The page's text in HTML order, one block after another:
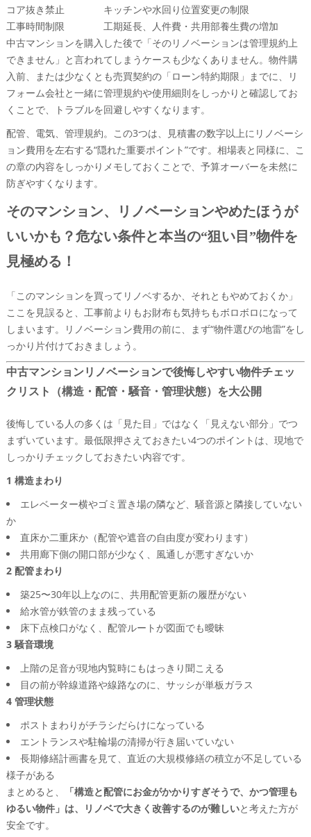
コア抜き禁止
キッチンや水回り位置変更の制限
工事時間制限
工期延長、人件費・共用部養生費の増加
中古マンションを購入した後で「そのリノベーションは管理規約上
できません」と言われてしまうケースも少なくありません。物件購
入前、または少なくとも売買契約の「ローン特約期限」までに、リ
フォーム会社と一緒に管理規約や使用細則をしっかりと確認してお
くことで、トラブルを回避しやすくなります。
配管、電気、管理規約。この3つは、見積書の数字以上にリノベーシ
ョン費用を左右する“隠れた重要ポイント”です。相場表と同様に、こ
の章の内容をしっかりメモしておくことで、予算オーバーを未然に
防ぎやすくなります。
そのマンション、リノベーションやめたほうが
いいかも？危ない条件と本当の“狙い目”物件を
見極める！
「このマンションを買ってリノベするか、それともやめておくか」
ここを見誤ると、工事前よりもお財布も気持ちもボロボロになって
しまいます。リノベーション費用の前に、まず“物件選びの地雷”をし
っかり片付けておきましょう。
中古マンションリノベーションで後悔しやすい物件チェッ
クリスト（構造・配管・騒音・管理状態）を大公開
後悔している人の多くは「見た目」ではなく「見えない部分」でつ
まずいています。最低限押さえておきたい4つのポイントは、現地で
しっかりチェックしておきたい内容です。
1 構造まわり
エレベーター横やゴミ置き場の隣など、騒音源と隣接していない
か
直床か二重床か（配管や遮音の自由度が変わります）
共用廊下側の開口部が少なく、風通しが悪すぎないか
2 配管まわり
築25〜30年以上なのに、共用配管更新の履歴がない
給水管が鉄管のまま残っている
床下点検口がなく、配管ルートが図面でも曖昧
3 騒音環境
上階の足音が現地内覧時にもはっきり聞こえる
目の前が幹線道路や線路なのに、サッシが単板ガラス
4 管理状態
ポストまわりがチラシだらけになっている
エントランスや駐輪場の清掃が行き届いていない
長期修繕計画書を見て、直近の大規模修繕の積立が不足している
様子がある
まとめると、
「構造と配管にお金がかかりすぎそうで、かつ管理も
ゆるい物件」は、リノベで大きく改善するのが難しいと考えた方が
安全です。